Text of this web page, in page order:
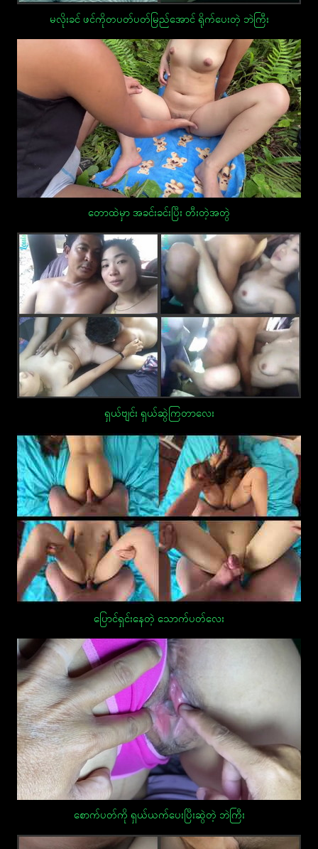
မလိုးခင် ဖင်ကိုတပတ်ပတ်မြည်အောင် ရိုက်ပေးတဲ့ ဘဲကြီး
တောထဲမှာ အခင်းခင်းပြီး တီးတဲ့အတွဲ
ရှယ်ဗျင်း ရှယ်ဆွဲကြတာလေး
ပြောင်ရှင်းနေတဲ့ သောက်ပတ်လေး
စောက်ပတ်ကို ရှယ်ယက်ပေးပြီးဆွဲတဲ့ ဘဲကြီး